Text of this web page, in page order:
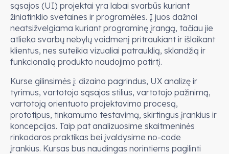
sąsajos (UI) projektai yra labai svarbūs kuriant
žiniatinklio svetaines ir programėles. Į juos dažnai
neatsižvelgiama kuriant programinę įrangą, tačiau jie
atlieka svarbų nebylų vaidmenį pritraukiant ir išlaikant
klientus, nes suteikia vizualiai patrauklią, sklandžią ir
funkcionalią produkto naudojimo patirtį.
Kurse gilinsimės į: dizaino pagrindus, UX analizę ir
tyrimus, vartotojo sąsajos stilius, vartotojo pažinimą,
vartotoją orientuoto projektavimo procesą,
prototipus, tinkamumo testavimą, skirtingus įrankius ir
koncepcijas. Taip pat analizuosime skaitmeninės
rinkodaros praktikas bei įvaldysime no-code
įrankius. Kursas bus naudingas norintiems pagilinti